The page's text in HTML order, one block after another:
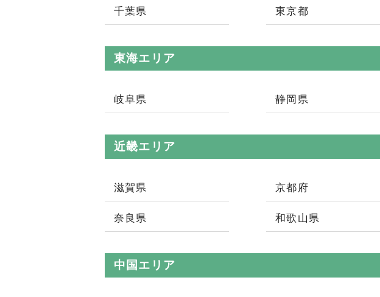
千葉県 東京都
東海エリア
岐阜県 静岡県
近畿エリア
滋賀県 京都府
奈良県 和歌山県
中国エリア